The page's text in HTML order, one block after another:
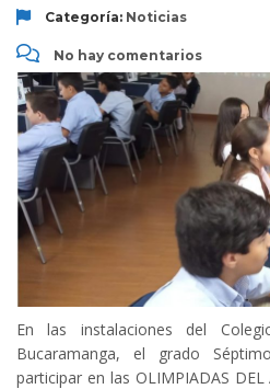
Categoría: Noticias
No hay comentarios
En las instalaciones del
Bucaramanga, el grado
participar en las OLIMPIADAS